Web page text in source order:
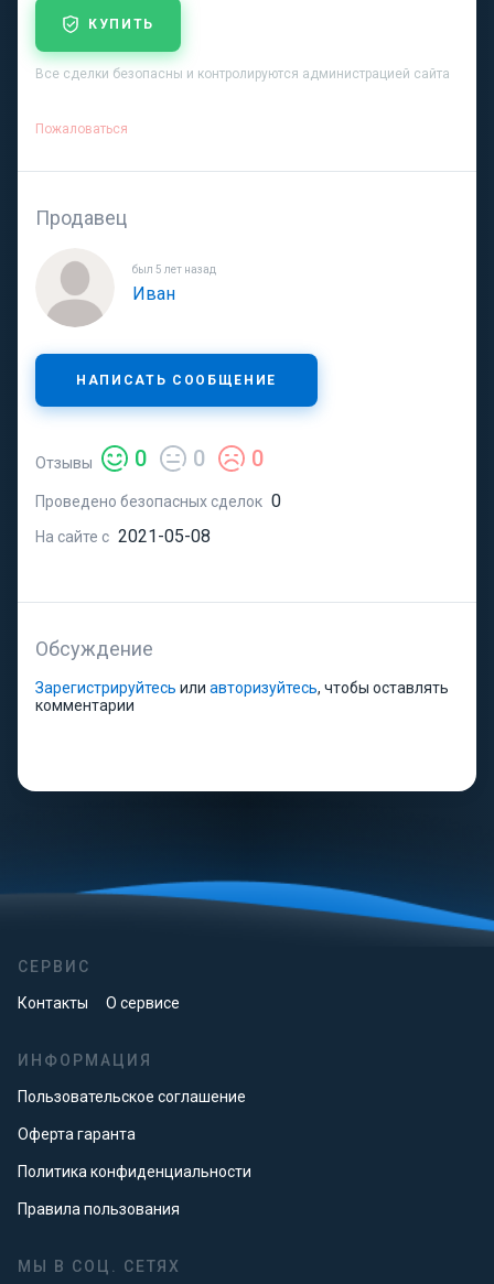
КУПИТЬ
Все сделки безопасны и контролируются администрацией сайта
Пожаловаться
Продавец
был 5 лет назад
Иван
НАПИСАТЬ СООБЩЕНИЕ
Отзывы 0 0 0
Проведено безопасных сделок 0
На сайте с 2021-05-08
Обсуждение
Зарегистрируйтесь или авторизуйтесь, чтобы оставлять
комментарии
СЕРВИС
Контакты О сервисе
ИНФОРМАЦИЯ
Пользовательское соглашение
Оферта гаранта
Политика конфиденциальности
Правила пользования
МЫ В СОЦ. СЕТЯХ